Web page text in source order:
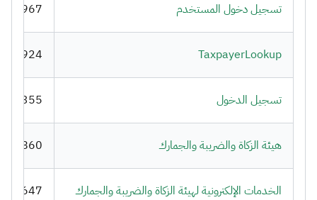
تسجيل دخول المستخدم
TaxpayerLookup
تسجيل الدخول
هيئة الزكاة والضريبة والجمارك
الخدمات الإلكترونية لهيئة الزكاة والضريبة والجمارك